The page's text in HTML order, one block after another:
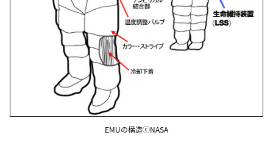
EMUの構造ⓒNASA